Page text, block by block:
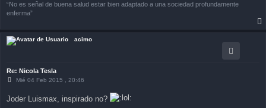
“No es señal de buena salud estar bien adaptado a una sociedad profundamente
enferma”
acimo
Re: Nicola Tesla
M
s
Mié 04 Feb 2015 , 20:46
Joder Luismax, inspirado no?